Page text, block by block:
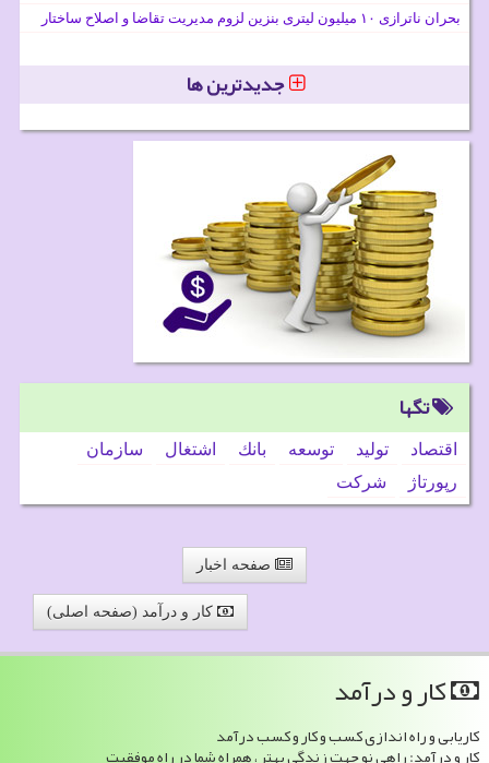
بحران ناترازی ۱۰ میلیون لیتری بنزین لزوم مدیریت تقاضا و اصلاح ساختار
جدیدترین ها
تگها
اقتصاد تولید توسعه بانك اشتغال
سازمان
رپورتاژ
شركت
صفحه اخبار
کار و درآمد (صفحه اصلی)
كار و درآمد
کاریابی و راه اندازی کسب و کار و کسب درآمد
کار و درآمد: راهی نو جهت زندگی بهتر ، همراه شما در راه موفقیت